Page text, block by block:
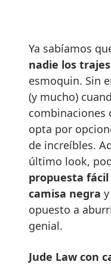
Ya sabíamos
nadie los
esmoquin. Sin
(y mucho)
combinaciones
opta por
de increíbles.
último look,
propuesta
camisa negra
opuesto a
genial.
Jude Law con